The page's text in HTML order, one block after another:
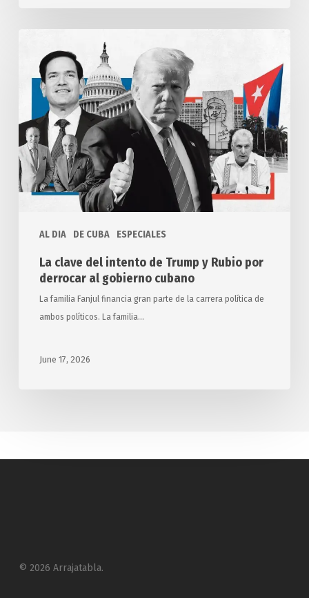
AL DIA DE CUBA ESPECIALES
intento
Trump
y
Rubio
por
derrocar
gobierno
La clave del intento de Trump y Rubio por
derrocar al gobierno cubano
La familia Fanjul financia gran parte de la carrera política de
ambos políticos. La familia…
June 17, 2026
© 2026 Arrajatabla.